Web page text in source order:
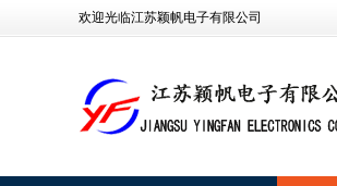
欢迎光临江苏颖帆电子有限公司